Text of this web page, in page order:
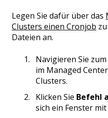
Legen Sie dafür über das
Clusters einen Cronjob
Dateien an.
Navigieren Sie
im Managed
Clusters.
Klicken Sie Befehl
sich ein Fenster